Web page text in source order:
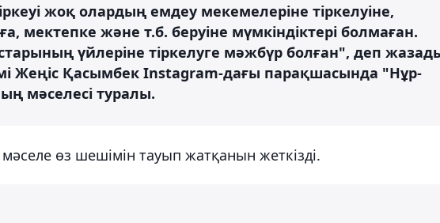
жоқ олардың емдеу мекемелеріне тіркелуіне,
мектепке және т.б. беруіне мүмкіндіктері болмаған.
үйлеріне тіркелуге мәжбүр болған", деп
Жеңіс Қасымбек Instagram-дағы парақшасында "Нұр-
мәселесі туралы.
мәселе өз шешімін тауып жатқанын жеткізді.